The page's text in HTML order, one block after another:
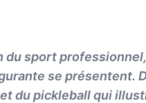
du sport
se présentent.
du pickleball qui